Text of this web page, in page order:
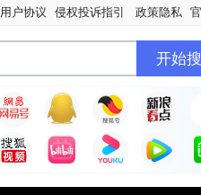
用户协议 侵权投诉指引 政策隐私